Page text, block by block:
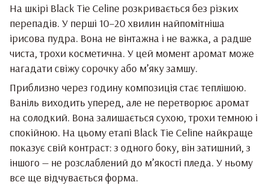
На шкірі Black Tie Celine розкривається без різких
перепадів. У перші 10–20 хвилин найпомітніша
ірисова пудра. Вона не вінтажна і не важка, а радше
чиста, трохи косметична. У цей момент аромат може
нагадати свіжу сорочку або м’яку замшу.
Приблизно через годину композиція стає теплішою.
Ваніль виходить уперед, але не перетворює аромат
на солодкий. Вона залишається сухою, трохи темною і
спокійною. На цьому етапі Black Tie Celine найкраще
показує свій контраст: з одного боку, він затишний, з
іншого — не розслаблений до м’якості пледа. У ньому
все ще відчувається форма.